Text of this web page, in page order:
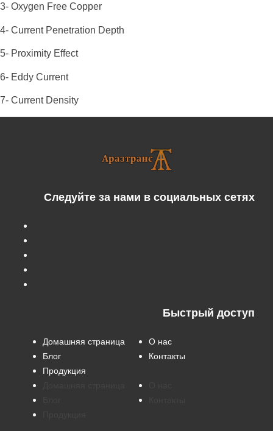
3- Oxygen Free Copper
4- Current Penetration Depth
5- Proximity Effect
6- Eddy Current
7- Current Density
Следуйте за нами в социальных сетях
Быстрый доступ
Домашняя страница
О нас
Блог
Контакты
Продукция